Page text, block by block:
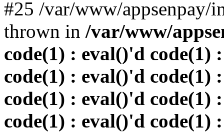
#25 /var/www/
thrown in /var/www/
code(1) : eval()'d code(1)
code(1) : eval()'d code(1)
code(1) : eval()'d code(1)
code(1) : eval()'d code(1)